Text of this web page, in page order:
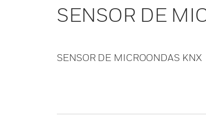
SENSOR DE
SENSOR DE MICROONDAS KNX